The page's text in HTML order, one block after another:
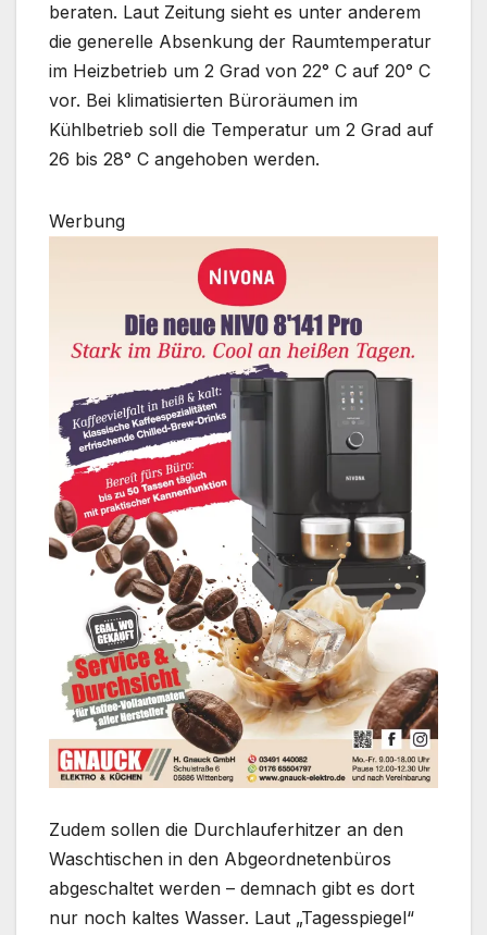
beraten. Laut Zeitung sieht es unter anderem
die generelle Absenkung der Raumtemperatur
im Heizbetrieb um 2 Grad von 22° C auf 20° C
vor. Bei klimatisierten Büroräumen im
Kühlbetrieb soll die Temperatur um 2 Grad auf
26 bis 28° C angehoben werden.
Werbung
Zudem sollen die Durchlauferhitzer an den
Waschtischen in den Abgeordnetenbüros
abgeschaltet werden – demnach gibt es dort
nur noch kaltes Wasser. Laut „Tagesspiegel“